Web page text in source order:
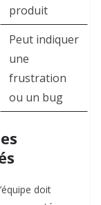
produit
Peut indiquer
une
frustration
ou un bug
doit